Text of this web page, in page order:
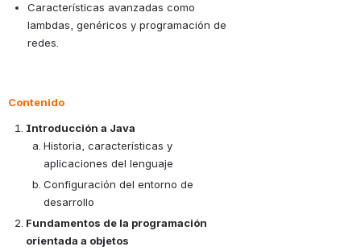
Características avanzadas como
lambdas, genéricos y programación de
redes.
Contenido
Introducción a Java
Historia, características y
aplicaciones del lenguaje
Configuración del entorno de
desarrollo
Fundamentos de la programación
orientada a objetos